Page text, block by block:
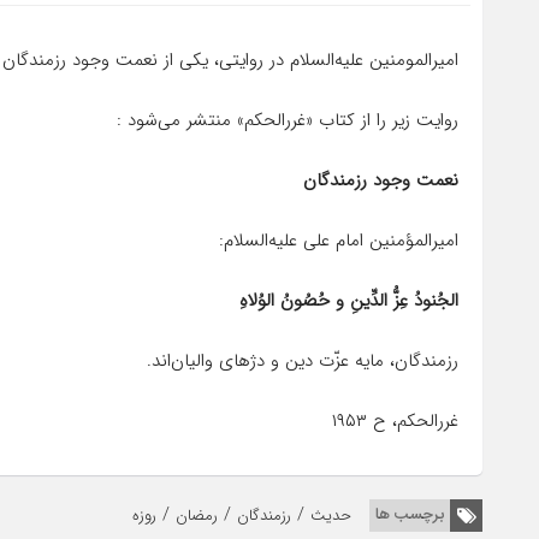
امیرالمومنین علیه‌السلام در روایتی، یکی از نعمت وجود
روایت زیر را از کتاب «غررالحکم» منتشر می‌شود :
نعمت وجود رزمندگان
امیرالمؤمنین امام علی علیه‌السلام:
الجُنودُ عِزُّ الدِّینِ و حُصُونُ الوُلاهِ
رزمندگان، مایه عزّت دین و دژهای والیان‌اند.
غررالحکم، ح ۱۹۵۳
برچسب ها حدیث / رزمندگان / رمضان / روزه